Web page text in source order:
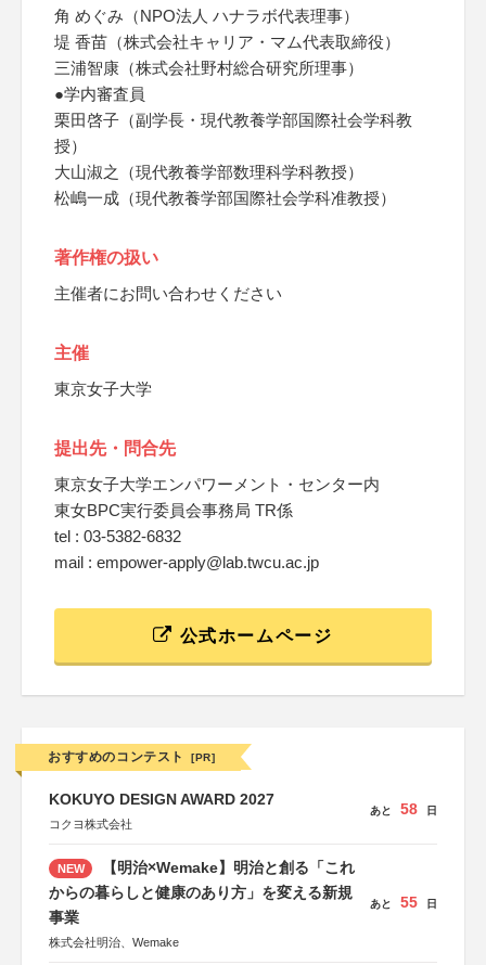
角 めぐみ（NPO法人 ハナラボ代表理事）
堤 香苗（株式会社キャリア・マム代表取締役）
三浦智康（株式会社野村総合研究所理事）
●学内審査員
栗田啓子（副学長・現代教養学部国際社会学科教
授）
大山淑之（現代教養学部数理科学科教授）
松嶋一成（現代教養学部国際社会学科准教授）
著作権の扱い
主催者にお問い合わせください
主催
東京女子大学
提出先・問合先
東京女子大学エンパワーメント・センター内
東女BPC実行委員会事務局 TR係
tel : 03-5382-6832
mail : empower-apply@lab.twcu.ac.jp
公式ホームページ
おすすめのコンテスト [PR]
KOKUYO DESIGN AWARD 2027
コクヨ株式会社
あと 58 日
NEW
【明治×Wemake】明治と創る「これ
からの暮らしと健康のあり方」を変える新規
事業
株式会社明治、Wemake
あと 55 日